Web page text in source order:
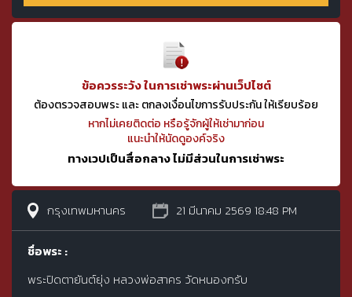
ข้อควรระวัง ในการเช่าพระผ่านเว็ปไซต์
ต้องตรวจสอบพระ และ ตกลงเงื่อนไขการรับประกัน ให้เรียบร้อย
หากไม่เคยติดต่อ หรือรู้จักผู้ให้เช่ามาก่อน
แนะนำให้นัดดูองค์จริง
ทางเวปเป็นสื่อกลาง ไม่มีส่วนในการเช่าพระ
กรุงเทพมหานคร 21 มีนาคม 2569 18:48 PM
ชื่อพระ :
พระปิดตายันต์ยุ่ง หลวงพ่อสาคร วัดหนองกรับ